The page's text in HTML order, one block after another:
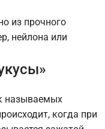
из прочного
нейлона или
называемых
когда при